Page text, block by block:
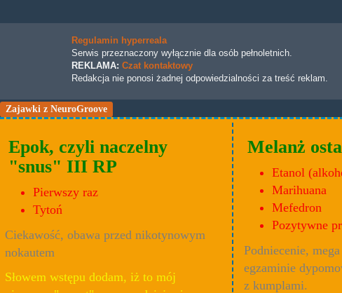
Regulamin hyperreala
Serwis przeznaczony wyłącznie dla osób pełnoletnich.
REKLAMA: Czat kontaktowy
Redakcja nie ponosi żadnej odpowiedzialności za treść reklam.
Zajawki z NeuroGroove
Epok, czyli naczelny
"snus" III RP
Pierwszy raz
Tytoń
Ciekawość, obawa przed nikotynowym
nokautem
Słowem wstępu dodam, iż to mój
Melanż
Etanol
Marihuana
Mefedron
Pozytywne
Podniecenie,
egzaminie
z kumplami.